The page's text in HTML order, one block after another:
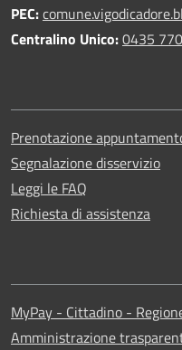
PEC:
Centralino Unico:0435
Prenotazione
Segnalazione disservizio
Leggi le FAQ
Richiesta di assistenza
MyPay - Cittadino -
Amministrazione